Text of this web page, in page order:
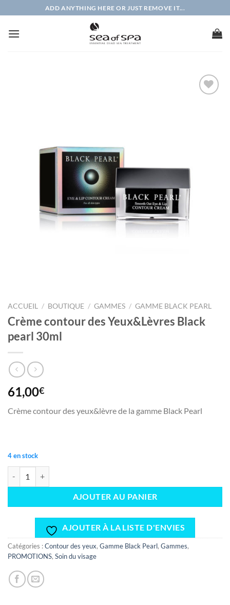
au
contenu
ADD ANYTHING HERE OR JUST REMOVE IT...
ACCUEIL / BOUTIQUE / GAMMES / GAMME BLACK PEARL
Crème contour des Yeux&Lèvres Black
pearl 30ml
61,00€
Crème contour des yeux&lèvre de la gamme Black Pearl
4 en stock
AJOUTER AU PANIER
AJOUTER À LA LISTE D'ENVIES
Catégories :Contour des yeux, Gamme Black Pearl, Gammes,
PROMOTIONS, Soin du visage